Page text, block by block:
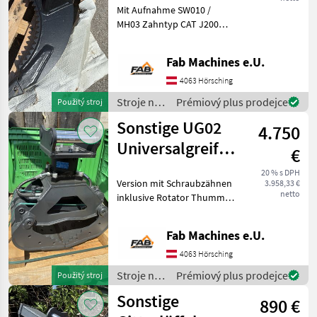
Použitý stroj
tonnen
Mit Aufnahme SW010 /
MH03 Zahntyp CAT J200
príslušenstvo rýpadlaFab Machines e.U.
4063 Hörsching
Stroje na
stavbu /
Sonstige
Prémiový plus prodejce
Použitý stroj
Sonstige UG02
Universalgreifer
4.750
€
20 % s DPH
3.958,33 €
netto
Version mit Schraubzähnen
inklusive Rotator Thumm
tonnen druh príslušenstva:
zverák Stroje na stavbu
príslušenstvo r
Fab Machines e.U.
4063 Hörsching
Stroje na
stavbu /
Sonstige
Prémiový plus prodejce
Sonstige
890 €